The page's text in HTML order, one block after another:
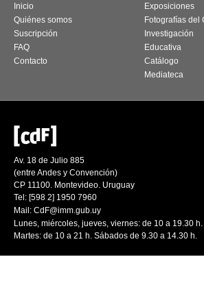
Inicio
Quiénes somos
Suscripción
FAQ
Contacto
Exposiciones
Fotografías del
Investigación
Educativa
Catálogo
Mediateca
Av. 18 de Julio 885
(entre Andes y Convención)
CP 11100. Montevideo. Uruguay
Tel: [598 2] 1950 7960
Mail: CdF@imm.gub.uy
Lunes, miércoles, jueves, viernes: de 10 a 19.30 h.
Martes: de 10 a 21 h. Sábados de 9.30 a 14.30 h.